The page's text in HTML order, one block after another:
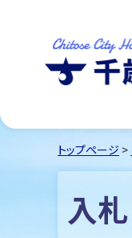
トップページ >
入